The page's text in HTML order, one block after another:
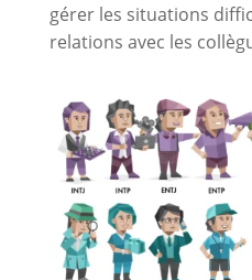
gérer les situations
relations avec les